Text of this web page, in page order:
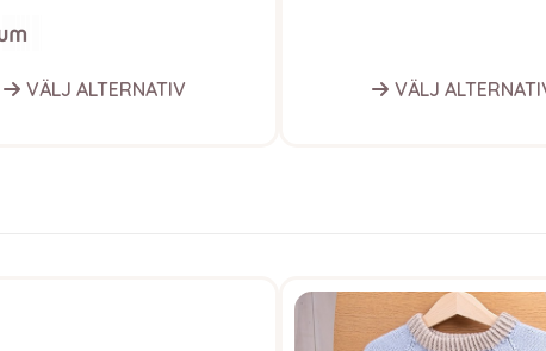
VÄLJ ALTERNATIV VÄLJ